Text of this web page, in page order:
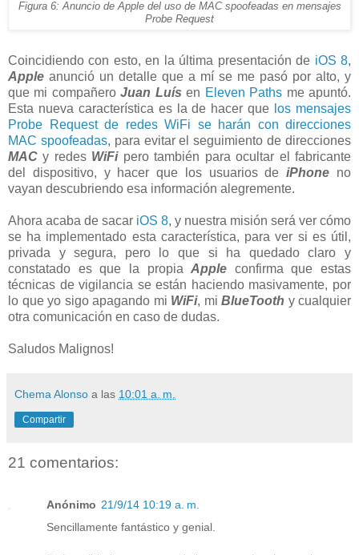
Figura 6: Anuncio de Apple del uso de MAC spoofeadas en mensajes
Probe Request
Coincidiendo con esto, en la última presentación de iOS 8,
Apple anunció un detalle que a mí se me pasó por alto, y
que mi compañeroJuan Luís en Eleven Paths me apuntó.
Esta nueva característica es la de hacer que los mensajes
Probe Request de redes WiFi se harán con direcciones
MAC spoofeadas, para evitar el seguimiento de direcciones
MAC y redes WiFipero también para ocultar el fabricante
del dispositivo, y hacer que los usuarios deiPhone no
vayan descubriendo esa información alegremente.
Ahora acaba de sacar iOS 8, y nuestra misión será ver cómo
se ha implementado esta característica, para ver si es útil,
privada y segura, pero lo que si ha quedado claro y
constatado es que la propiaApple confirma que estas
técnicas de vigilancia se están haciendo masivamente, por
lo que yo sigo apagando mi WiFi, mi BlueTooth y cualquier
otra comunicación en caso de dudas.
Saludos Malignos!
Chema Alonso a las 10:01 a. m.
Compartir
21 comentarios:
Anónimo 21/9/14 10:19 a. m.
Sencillamente fantástico y genial.